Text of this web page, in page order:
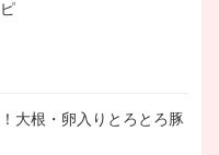
大根・卵入りとろとろ豚